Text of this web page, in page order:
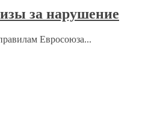
за нарушение
Евросоюза...